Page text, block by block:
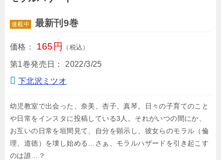
連載中 最新刊9巻
価格： 165円 （税込）
第1巻発売日：
2022/3/25
下北沢ミツオ
幼児教室で出会った、奈美、杏子、真琴。日々の子育てのこと
や日常をインスタに投稿している3人。それがいつの間にか、
お互いの日常を垣間見て、自分を顕示し、彼女らのモラル（倫
理、道徳）を壊し始める…さぁ、モラルハザードを引き起こす
のは誰…？